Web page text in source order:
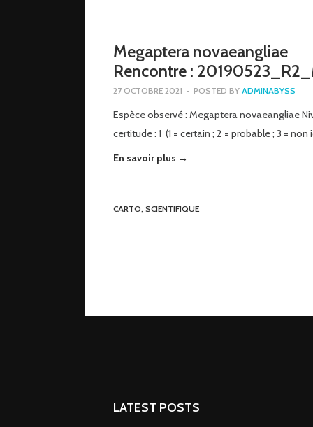
Megaptera novaeangliae
Rencontre :
27 OCTOBRE 2021 - POSTED BY ADMINABYSS
Espèce observé : Megaptera novaeangliae
certitude : 1 (1 = certain ; 2 = probable ; 3 =
En savoir plus →
CARTO, SCIENTIFIQUE
LATEST POSTS